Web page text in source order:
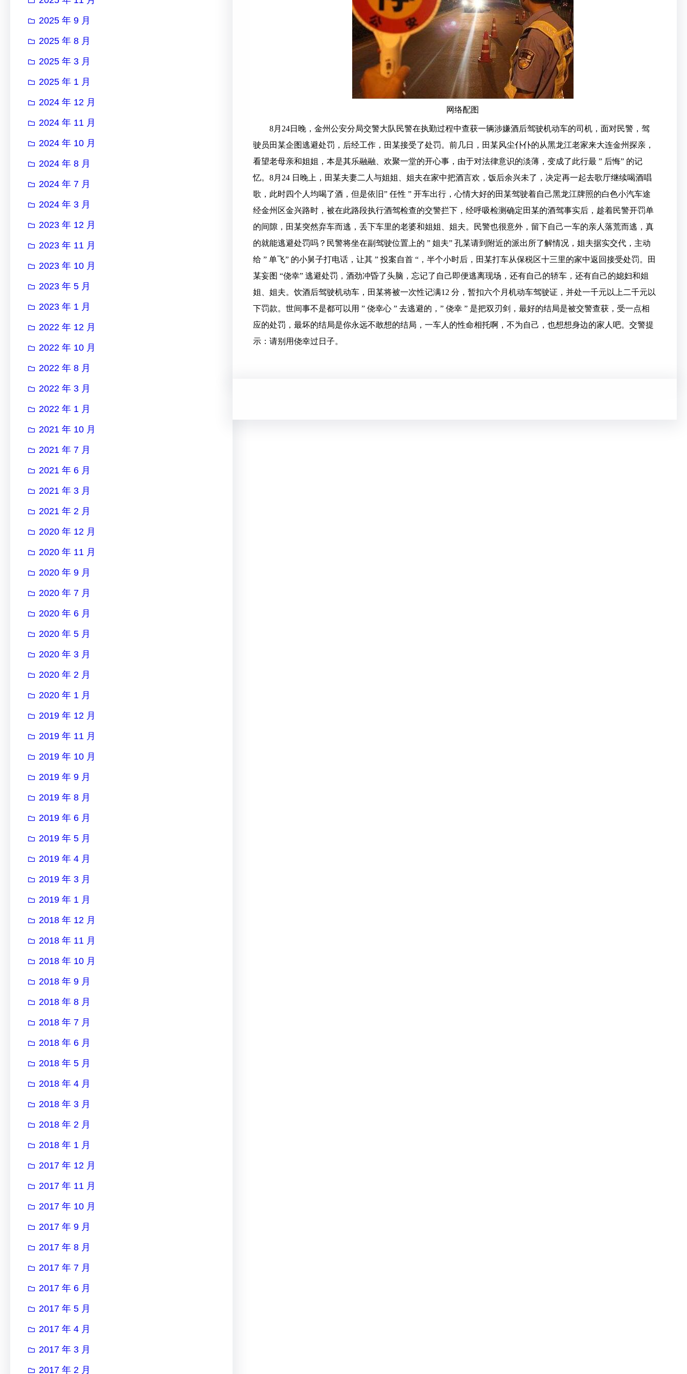
2025 年 9 月
2025 年 8 月
2025 年 3 月
2025 年 1 月
2024 年 12 月
2024 年 11 月
2024 年 10 月
2024 年 8 月
2024 年 7 月
2024 年 3 月
2023 年 12 月
2023 年 11 月
2023 年 10 月
2023 年 5 月
2023 年 1 月
2022 年 12 月
2022 年 10 月
2022 年 8 月
2022 年 3 月
2022 年 1 月
2021 年 10 月
2021 年 7 月
2021 年 6 月
2021 年 3 月
2021 年 2 月
2020 年 12 月
2020 年 11 月
2020 年 9 月
2020 年 7 月
2020 年 6 月
2020 年 5 月
2020 年 3 月
2020 年 2 月
2020 年 1 月
2019 年 12 月
2019 年 11 月
2019 年 10 月
2019 年 9 月
2019 年 8 月
2019 年 6 月
2019 年 5 月
2019 年 4 月
2019 年 3 月
2019 年 1 月
2018 年 12 月
2018 年 11 月
2018 年 10 月
2018 年 9 月
2018 年 8 月
2018 年 7 月
2018 年 6 月
2018 年 5 月
2018 年 4 月
2018 年 3 月
2018 年 2 月
2018 年 1 月
2017 年 12 月
2017 年 11 月
2017 年 10 月
2017 年 9 月
2017 年 8 月
2017 年 7 月
2017 年 6 月
2017 年 5 月
2017 年 4 月
2017 年 3 月
2017 年 2 月
网络配图
8月24日晚，金州公安分局交警大队民警在执勤过程中查获一辆涉嫌酒后驾驶机动车的司机，面对民警，驾
驶员田某企图逃避处罚，后经工作，田某接受了处罚。前几日，田某风尘仆仆的从黑龙江老家来大连金州探亲，
看望老母亲和姐姐，本是其乐融融、欢聚一堂的开心事，由于对法律意识的淡薄，变成了此行最 ” 后悔” 的记
忆。8月24 日晚上，田某夫妻二人与姐姐、姐夫在家中把酒言欢，饭后余兴未了，决定再一起去歌厅继续喝酒唱
歌，此时四个人均喝了酒，但是依旧” 任性 ” 开车出行，心情大好的田某驾驶着自己黑龙江牌照的白色小汽车途
经金州区金兴路时，被在此路段执行酒驾检查的交警拦下，经呼吸检测确定田某的酒驾事实后，趁着民警开罚单
的间隙，田某突然弃车而逃，丢下车里的老婆和姐姐、姐夫。民警也很意外，留下自己一车的亲人落荒而逃，真
的就能逃避处罚吗？民警将坐在副驾驶位置上的 ” 姐夫” 孔某请到附近的派出所了解情况，姐夫据实交代，主动
给 ” 单飞” 的小舅子打电话，让其 ” 投案自首 “，半个小时后，田某打车从保税区十三里的家中返回接受处罚。田
某妄图 “侥幸” 逃避处罚，酒劲冲昏了头脑，忘记了自己即便逃离现场，还有自己的轿车，还有自己的媳妇和姐
姐、姐夫。饮酒后驾驶机动车，田某将被一次性记满12 分，暂扣六个月机动车驾驶证，并处一千元以上二千元以
下罚款。世间事不是都可以用 ” 侥幸心 ” 去逃避的，” 侥幸 ” 是把双刃剑，最好的结局是被交警查获，受一点相
应的处罚，最坏的结局是你永远不敢想的结局，一车人的性命相托啊，不为自己，也想想身边的家人吧。交警提
示：请别用侥幸过日子。